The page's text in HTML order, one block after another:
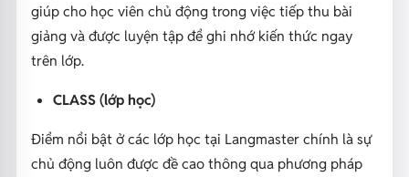
giúp cho học viên chủ động trong việc tiếp thu bài
giảng và được luyện tập để ghi nhớ kiến thức ngay
trên lớp.
CLASS (lớp học)
Điểm nổi bật ở các lớp học tại Langmaster chính là sự
chủ động luôn được đề cao thông qua phương pháp